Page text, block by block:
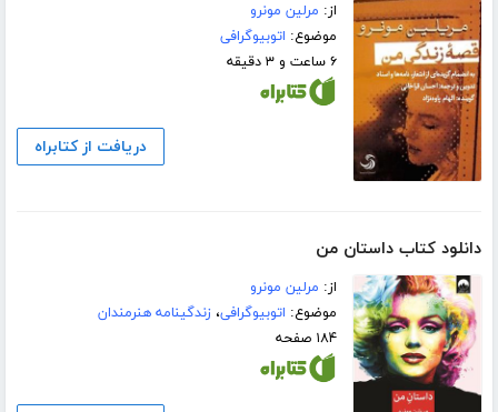
از: مرلین مونرو
موضوع: اتوبیوگرافی
۶ ساعت و ۳ دقیقه
دریافت از کتابراه
دانلود کتاب داستان من
از: مرلین مونرو
موضوع: اتوبیوگرافی،زندگینامه هنرمندان
۱۸۴ صفحه